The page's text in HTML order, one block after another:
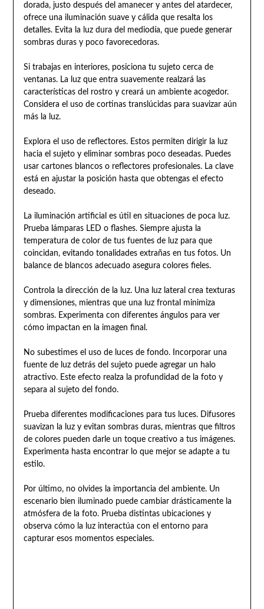
dorada, justo después del amanecer y antes del atardecer,
ofrece una iluminación suave y cálida que resalta los
detalles. Evita la luz dura del mediodía, que puede generar
sombras duras y poco favorecedoras.
Si trabajas en interiores, posiciona tu sujeto cerca de
ventanas. La luz que entra suavemente realzará las
características del rostro y creará un ambiente acogedor.
Considera el uso de cortinas translúcidas para suavizar aún
más la luz.
Explora el uso de reflectores. Estos permiten dirigir la luz
hacia el sujeto y eliminar sombras poco deseadas. Puedes
usar cartones blancos o reflectores profesionales. La clave
está en ajustar la posición hasta que obtengas el efecto
deseado.
La iluminación artificial es útil en situaciones de poca luz.
Prueba lámparas LED o flashes. Siempre ajusta la
temperatura de color de tus fuentes de luz para que
coincidan, evitando tonalidades extrañas en tus fotos. Un
balance de blancos adecuado asegura colores fieles.
Controla la dirección de la luz. Una luz lateral crea texturas
y dimensiones, mientras que una luz frontal minimiza
sombras. Experimenta con diferentes ángulos para ver
cómo impactan en la imagen final.
No subestimes el uso de luces de fondo. Incorporar una
fuente de luz detrás del sujeto puede agregar un halo
atractivo. Este efecto realza la profundidad de la foto y
separa al sujeto del fondo.
Prueba diferentes modificaciones para tus luces. Difusores
suavizan la luz y evitan sombras duras, mientras que filtros
de colores pueden darle un toque creativo a tus imágenes.
Experimenta hasta encontrar lo que mejor se adapte a tu
estilo.
Por último, no olvides la importancia del ambiente. Un
escenario bien iluminado puede cambiar drásticamente la
atmósfera de la foto. Prueba distintas ubicaciones y
observa cómo la luz interactúa con el entorno para
capturar esos momentos especiales.